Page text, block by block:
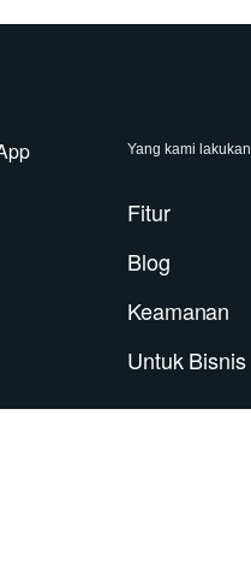
Yang kami lakukan
Fitur
Blog
Keamanan
Untuk Bisnis